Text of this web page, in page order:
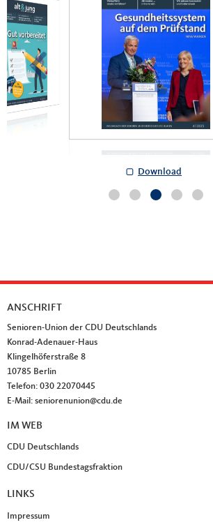
Download
Fußbereich
ANSCHRIFT
Senioren-Union der CDU Deutschlands
Konrad-Adenauer-Haus
Klingelhöferstraße 8
10785 Berlin
Telefon: 030 22070445
E-Mail: seniorenunion@cdu.de
IM WEB
CDU Deutschlands
CDU/CSU Bundestagsfraktion
LINKS
Impressum